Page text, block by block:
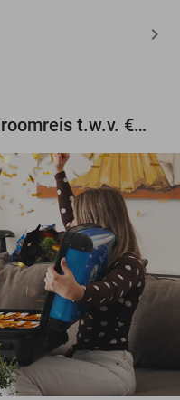
Maak gratis kans op een droomreis t.w.v. €3.000!